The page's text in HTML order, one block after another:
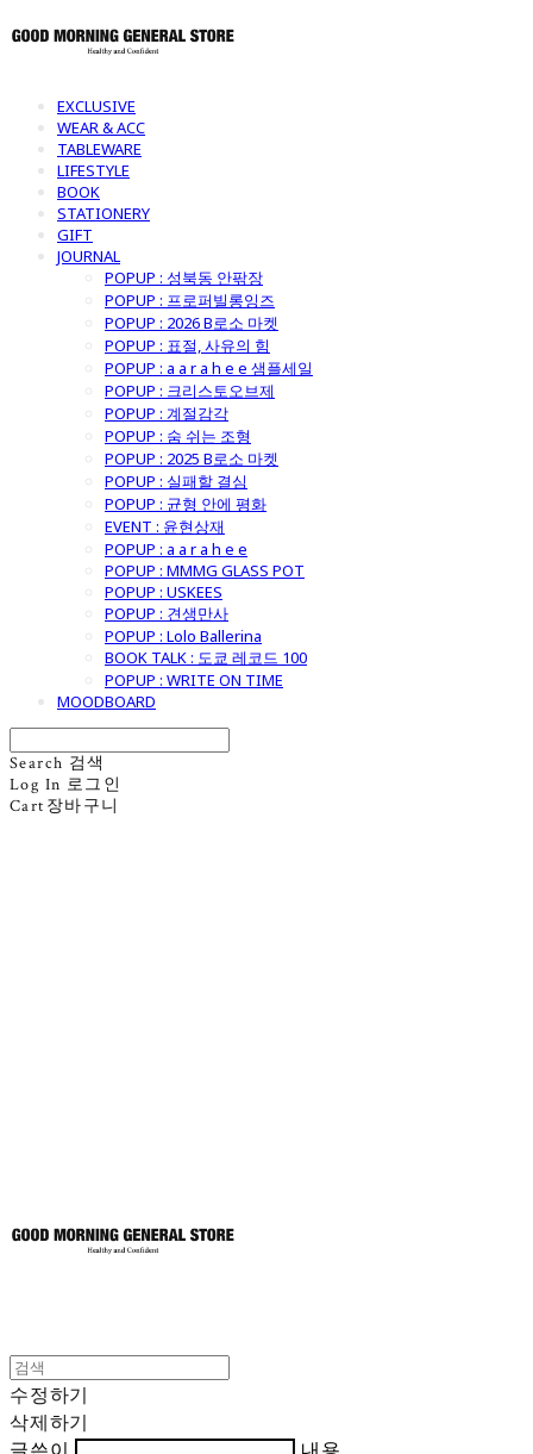
EXCLUSIVE
WEAR & ACC
TABLEWARE
LIFESTYLE
BOOK
STATIONERY
GIFT
JOURNAL
POPUP : 성북동 안팎장
POPUP : 프로퍼빌롱잉즈
POPUP : 2026 B로소 마켓
POPUP : 표절, 사유의 힘
POPUP : a a r a h e e 샘플세일
POPUP : 크리스토오브제
POPUP : 계절감각
POPUP : 숨 쉬는 조형
POPUP : 2025 B로소 마켓
POPUP : 실패할 결심
POPUP : 균형 안에 평화
EVENT : 윤현상재
POPUP : a a r a h e e
POPUP : MMMG GLASS POT
POPUP : USKEES
POPUP : 견생만사
POPUP : Lolo Ballerina
BOOK TALK : 도쿄 레코드 100
POPUP : WRITE ON TIME
MOODBOARD
Search 검색
Log In 로그인
Cart 장바구니
수정하기
삭제하기